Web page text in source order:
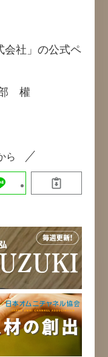
会社」の公式ペ
部 權
ら